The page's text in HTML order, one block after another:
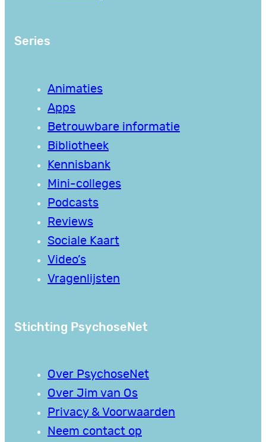
Series
Animaties
Apps
Betrouwbare informatie
Bibliotheek
Kennisbank
Mini-colleges
Podcasts
Reviews
Sociale Kaart
Video’s
Vragenlijsten
Stichting PsychoseNet
Over PsychoseNet
Over Jim van Os
Privacy & Voorwaarden
Neem contact op